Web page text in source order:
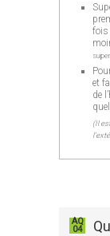
fois
et
de
(Il
AQ
04